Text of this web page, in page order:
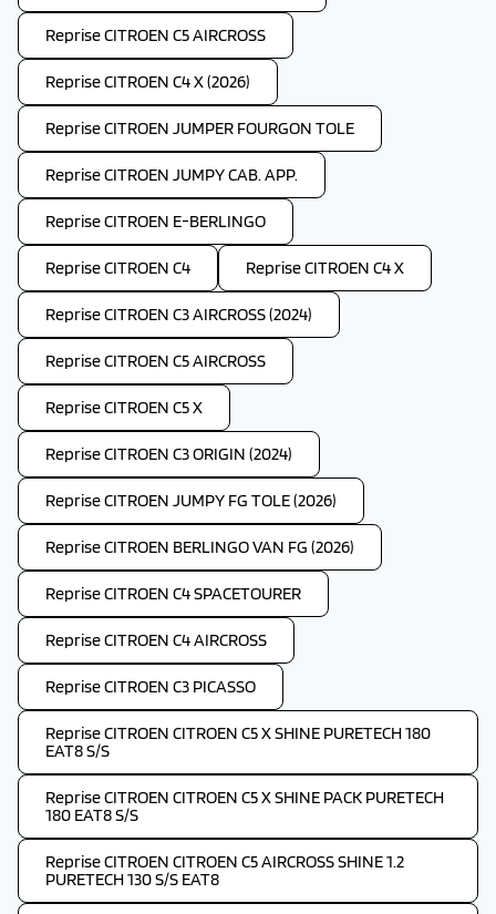
Reprise CITROEN C5 AIRCROSS
Reprise CITROEN C4 X (2026)
Reprise CITROEN JUMPER FOURGON TOLE
Reprise CITROEN JUMPY CAB. APP.
Reprise CITROEN E-BERLINGO
Reprise CITROEN C4 Reprise CITROEN C4 X
Reprise CITROEN C3 AIRCROSS (2024)
Reprise CITROEN C5 AIRCROSS
Reprise CITROEN C5 X
Reprise CITROEN C3 ORIGIN (2024)
Reprise CITROEN JUMPY FG TOLE (2026)
Reprise CITROEN BERLINGO VAN FG (2026)
Reprise CITROEN C4 SPACETOURER
Reprise CITROEN C4 AIRCROSS
Reprise CITROEN C3 PICASSO
Reprise CITROEN CITROEN C5 X SHINE PURETECH 180
EAT8 S/S
Reprise CITROEN CITROEN C5 X SHINE PACK PURETECH
180 EAT8 S/S
Reprise CITROEN CITROEN C5 AIRCROSS SHINE 1.2
PURETECH 130 S/S EAT8